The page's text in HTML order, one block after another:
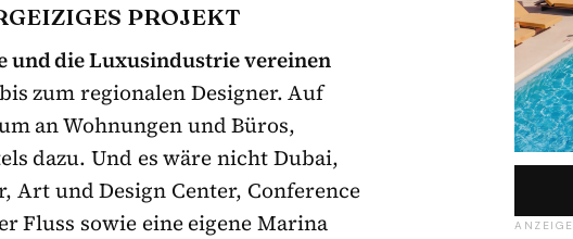
PROJEKT
und die Luxusindustrie vereinen
zum regionalen Designer. Auf
an Wohnungen und Büros,
dazu. Und es wäre nicht Dubai,
und Design Center, Conference
Fluss sowie eine eigene Marina
ANZEIGE